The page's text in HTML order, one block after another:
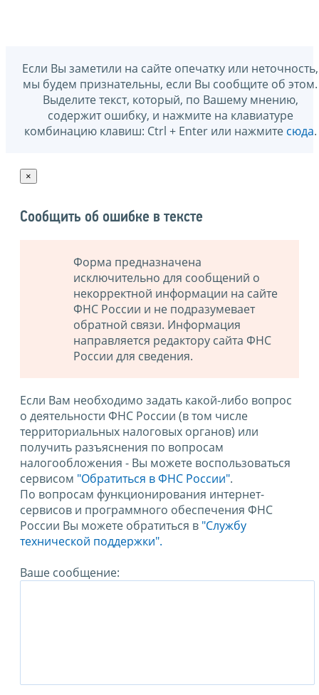
Если Вы заметили на сайте опечатку или неточность,
мы будем признательны, если Вы сообщите об этом.
Выделите текст, который, по Вашему мнению,
содержит ошибку, и нажмите на клавиатуре
комбинацию клавиш: Ctrl + Enter или нажмите сюда.
×
Сообщить об ошибке в тексте
Форма предназначена
исключительно для сообщений о
некорректной информации на сайте
ФНС России и не подразумевает
обратной связи. Информация
направляется редактору сайта ФНС
России для сведения.
Если Вам необходимо задать какой-либо вопрос
о деятельности ФНС России (в том числе
территориальных налоговых органов) или
получить разъяснения по вопросам
налогообложения - Вы можете воспользоваться
сервисом "Обратиться в ФНС России".
По вопросам функционирования интернет-
сервисов и программного обеспечения ФНС
России Вы можете обратиться в "Службу
технической поддержки".
Ваше сообщение: